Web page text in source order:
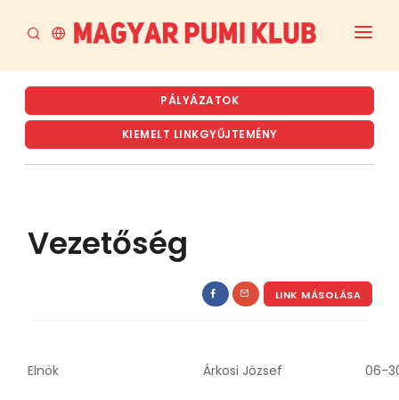
FŐOLDAL
AKTUÁLIS
RENDEZVÉNYTERVEZET ÉS ARCHÍVUM
PÁLYÁZATOK
KIEMELT LINKGYŰJTEMÉNY
Vezetőség
LINK MÁSOLÁSA
Elnök Árkosi József 06-